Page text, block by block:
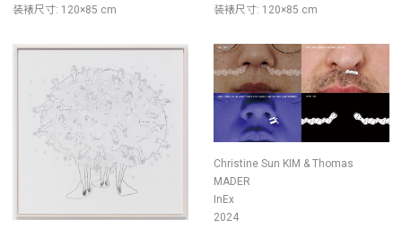
装裱尺寸: 120×85 cm
装裱尺寸: 120×85 cm
Christine Sun KIM & Thomas
MADER
InEx
2024